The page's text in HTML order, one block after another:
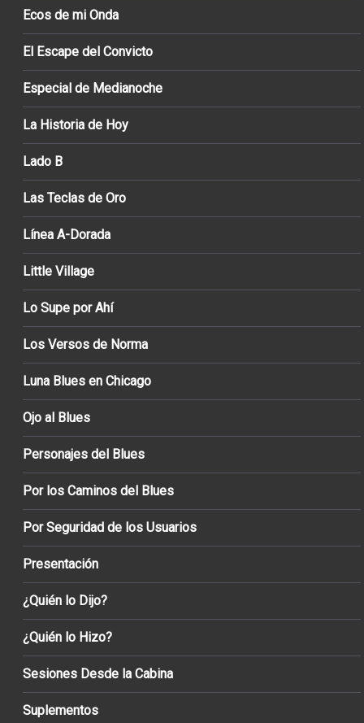
Ecos de mi Onda
El Escape del Convicto
Especial de Medianoche
La Historia de Hoy
Lado B
Las Teclas de Oro
Línea A-Dorada
Little Village
Lo Supe por Ahí
Los Versos de Norma
Luna Blues en Chicago
Ojo al Blues
Personajes del Blues
Por los Caminos del Blues
Por Seguridad de los Usuarios
Presentación
¿Quién lo Dijo?
¿Quién lo Hizo?
Sesiones Desde la Cabina
Suplementos